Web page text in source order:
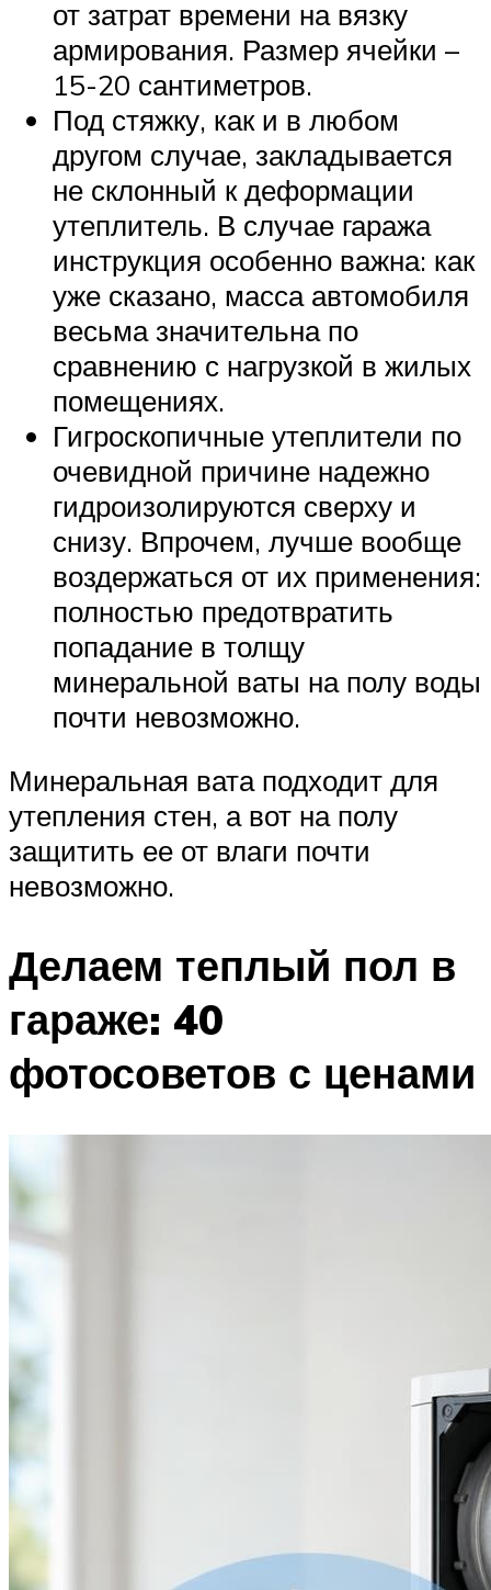
от затрат времени на вязку
армирования. Размер ячейки –
15-20 сантиметров.
Под стяжку, как и в любом
другом случае, закладывается
не склонный к деформации
утеплитель. В случае гаража
инструкция особенно важна: как
уже сказано, масса автомобиля
весьма значительна по
сравнению с нагрузкой в жилых
помещениях.
Гигроскопичные утеплители по
очевидной причине надежно
гидроизолируются сверху и
снизу. Впрочем, лучше вообще
воздержаться от их применения:
полностью предотвратить
попадание в толщу
минеральной ваты на полу воды
почти невозможно.
Минеральная вата подходит для
утепления стен, а вот на полу
защитить ее от влаги почти
невозможно.
Делаем теплый пол в
гараже: 40
фотосоветов с ценами